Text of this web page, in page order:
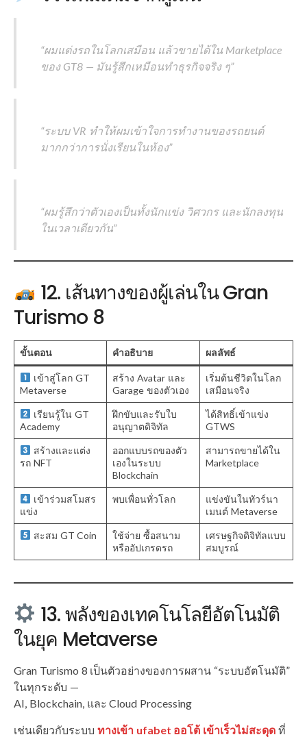
“ผมแต่งรถในโลกเสมือน แล้วขายได้ใน Marketplace
ของ GT8 — มันรู้สึกเหมือนทำธุรกิจจริง ๆ”
“ระบบ VR ทำให้ผมเข้าใจการทำงานของรถยนต์
มากกว่าการนั่งเรียนในห้อง”
“ผมรู้สึกว่าตัวเองเป็นทั้งนักแข่ง วิศวกร และนักลงทุน
ในเวลาเดียวกัน”
12. เส้นทางของผู้เล่นใน Gran
Turismo 8
ขั้นตอน คำอธิบาย ผลลัพธ์
เข้าสู่โลก GT
Metaverse
สร้าง Avatar และ
Garage ของตัวเอง
เริ่มต้นชีวิตในโลก
เสมือนจริง
เรียนรู้ใน GT
Academy
ฝึกขับและรับใบ
อนุญาตดิจิทัล
ได้สิทธิ์เข้าแข่ง
GTWS
สร้างและแต่ง
รถ NFT
ออกแบบรถของตัว
เองในระบบ
Blockchain
สามารถขายได้ใน
Marketplace
เข้าร่วมสโมสร
แข่ง
พบเพื่อนทั่วโลก
แข่งขันในทัวร์นา
เมนต์ Metaverse
สะสม GT Coin
ใช้จ่าย ซื้อสนาม
หรืออัปเกรดรถ
เศรษฐกิจดิจิทัลแบบ
สมบูรณ์
13. พลังของเทคโนโลยีอัตโนมัติ
ในยุค Metaverse
Gran Turismo 8 เป็นตัวอย่างของการผสาน “ระบบอัตโนมัติ”
ในทุกระดับ —
AI, Blockchain, และ Cloud Processing
เช่นเดียวกับระบบ ทางเข้า ufabet ออโต้ เข้าเร็วไม่สะดุด ที่